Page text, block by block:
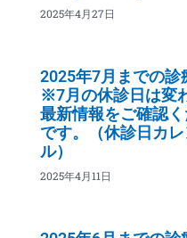
2025年4月27日
2025年7月までの診
※7月の休診日は変
最新情報をご確認
です。（休診日カ
ル）
2025年4月11日